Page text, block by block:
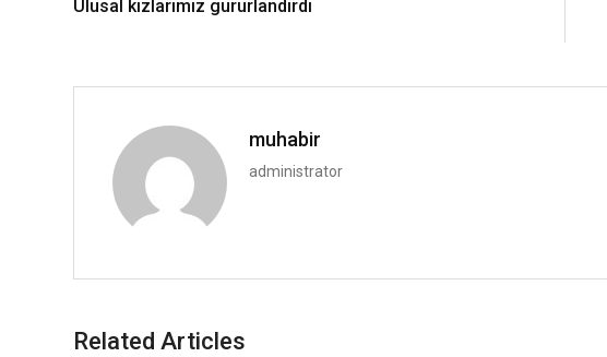
Ulusal kızlarımız gururlandırdı
muhabir
administrator
Related Articles